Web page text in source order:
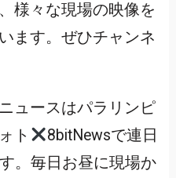
様々な現場の映像を
ます。ぜひチャンネ
ュースはパラリンピ
ト
8bitNewsで連日
。毎日お昼に現場か